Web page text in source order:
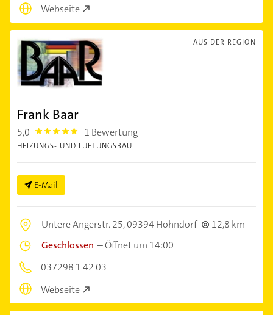
Webseite
AUS DER REGION
Frank Baar
5,0 5.0 1 Bewertung
HEIZUNGS- UND LÜFTUNGSBAU
E-Mail
Untere Angerstr. 25,09394 Hohndorf
12,8 km
Geschlossen –Öffnet um 14:00
037298 1 42 03
Webseite